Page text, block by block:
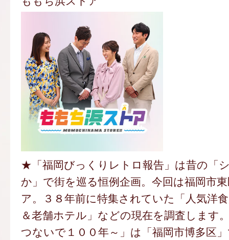
★「福岡びっくりレトロ報告」は昔の「
か」で街を巡る恒例企画。今回は福岡市
ア。３８年前に特集されていた「人気洋
＆老舗ホテル」などの現在を調査します
つないで１００年～」は「福岡市博多区